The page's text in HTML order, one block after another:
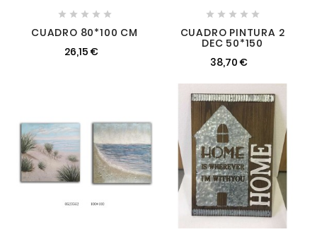
    
CUADRO 80*100 CM
26,15 €
    
CUADRO PINTURA 2
DEC 50*150
38,70 €